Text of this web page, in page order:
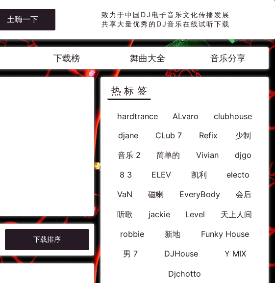
致力于中国DJ电子音乐文化传播发展
共享大量优秀的DJ音乐在线试听下载
下载榜 舞曲大全 音乐分享
下载排序
热标签
hardtrance ALvaro
clubhouse
djane
CLub 7 Refix 少制
音乐 2 简单的 Vivian djgo
8 3 ELEV 凯利 electo
VaN 磁喇 EveryBody 会后
听歌 jackie Level 天上人间
robbie 新地 Funky House
男 7 DJHouse Y MIX
Djchotto